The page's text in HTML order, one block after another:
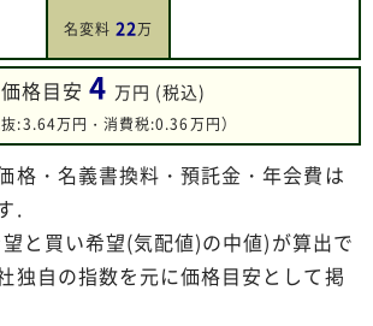
名変料22万
価格目安 4 万円 (税込)
抜:3.64万円・消費税:0.36万円）
格・名義書換料・預託金・年会費は
.
望と買い希望(気配値)の中値)が算出で
独自の指数を元に価格目安として掲